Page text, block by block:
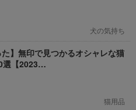
犬の気持ち
た】無印で見つかるオシャレな猫
選【2023…
猫用品